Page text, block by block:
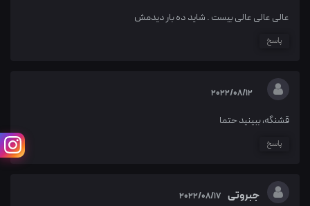
عالی عالی عالی بیست . شاید ده بار دیدمش
پاسخ
2022/08/12
قشنگه، ببینید حتما
پاسخ
جبروتی 2022/08/17